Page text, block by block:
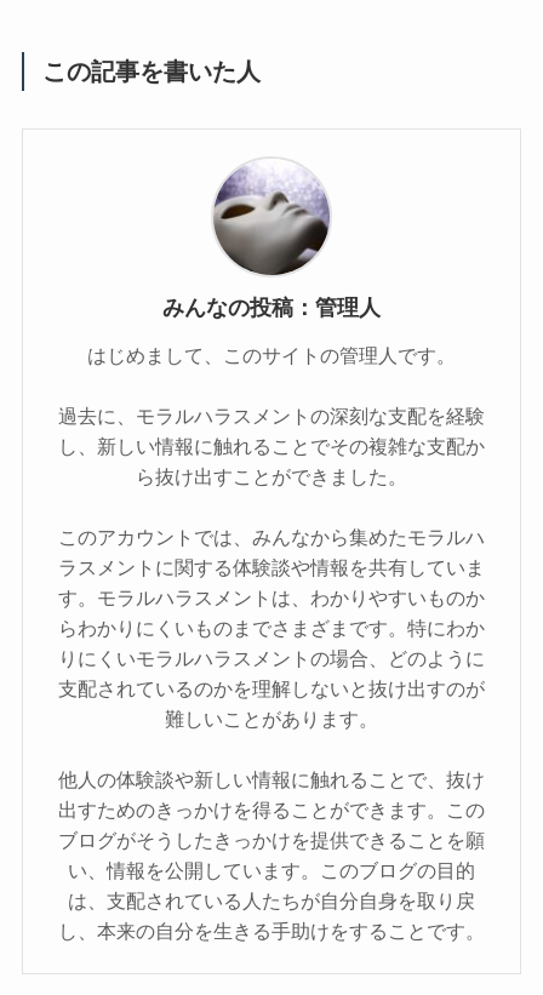
この記事を書いた人
みんなの投稿：管理人
はじめまして、このサイトの管理人です。
過去に、モラルハラスメントの深刻な支配を経験
し、新しい情報に触れることでその複雑な支配か
ら抜け出すことができました。
このアカウントでは、みんなから集めたモラルハ
ラスメントに関する体験談や情報を共有していま
す。モラルハラスメントは、わかりやすいものか
らわかりにくいものまでさまざまです。特にわか
りにくいモラルハラスメントの場合、どのように
支配されているのかを理解しないと抜け出すのが
難しいことがあります。
他人の体験談や新しい情報に触れることで、抜け
出すためのきっかけを得ることができます。この
ブログがそうしたきっかけを提供できることを願
い、情報を公開しています。このブログの目的
は、支配されている人たちが自分自身を取り戻
し、本来の自分を生きる手助けをすることです。